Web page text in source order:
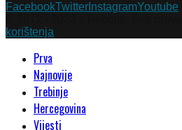
FacebookTwitter InstagramYoutube
korištenja
Prva
Najnovije
Trebinje
Hercegovina
Vijesti